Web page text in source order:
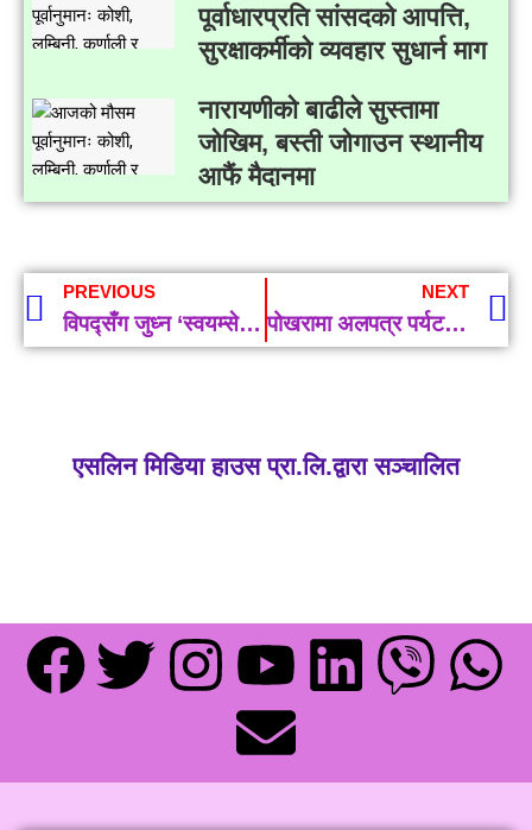
पूर्वाधारप्रति सांसदको आपत्ति,
सुरक्षाकर्मीको व्यवहार सुधार्न माग
नारायणीको बाढीले सुस्तामा
जोखिम, बस्ती जोगाउन स्थानीय
आफैं मैदानमा
PREVIOUS
विपद्सँग जुध्न ‘स्वयम्सेवी समूह’मार्फत काम गर्ने कांग्रेसको निर्णय
NEXT
पोखरामा अलपत्र पर्यटकलाई होटल सङ्घको पहलमा निःशुल्क खाना र बस्ने व्यवस्था
एसलिन मिडिया हाउस प्रा.लि.द्वारा सञ्चालित